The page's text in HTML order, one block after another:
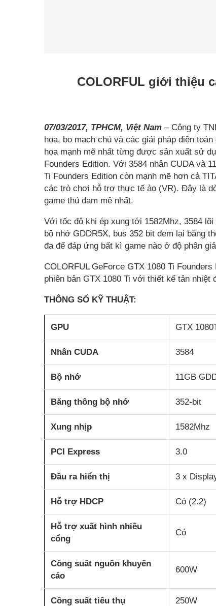
COLORFUL giới thiệu
07/03/2017, TPHCM, Việt Nam – Công ty
họa, bo mạch chủ và các giải pháp điện
họa mạnh mẽ nhất từng được sản xuất sử
Founders Edition. Với 3584 nhân CUDA và
Ti Founders Edition còn mạnh mẽ hơn cả
các trò chơi hỗ trợ thực tế ảo (VR). Đây là
game thủ đam mê nhất.
Với tốc độ khi ép xung tới 1582Mhz, 3584
bộ nhớ GDDR5X, bus 352 bit đem lại băng
đa để đáp ứng bất kì game nào ở độ phân
COLORFUL GeForce GTX 1080 Ti
phiên bản GTX 1080 Ti với thiết kế tản
THÔNG SỐ KỸ THUẬT:
GPU GTX
Nhân CUDA 3584
Bộ nhớ 11GB
Băng thông bộ nhớ 352-bit
Xung nhịp 1582Mhz
PCI Express 3.0
Đầu ra hiển thị 3 x
Hỗ trợ HDCP Có (2.2)
Hỗ trợ xuất hình nhiều
cổng
Có
Công suất nguồn khuyến
cáo
600W
Công suất tiêu thụ 250W